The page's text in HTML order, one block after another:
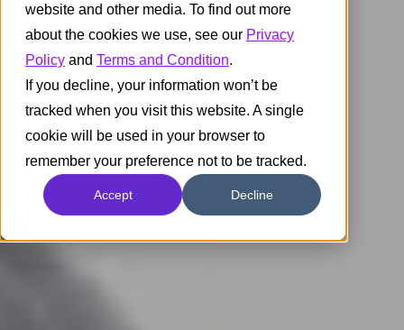
website and other media. To find out more
about the cookies we use, see our Privacy
Policy and Terms and Condition.
If you decline, your information won’t be
tracked when you visit this website. A single
cookie will be used in your browser to
remember your preference not to be tracked.
Accept Decline